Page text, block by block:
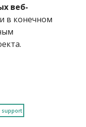
веб-
в конечном